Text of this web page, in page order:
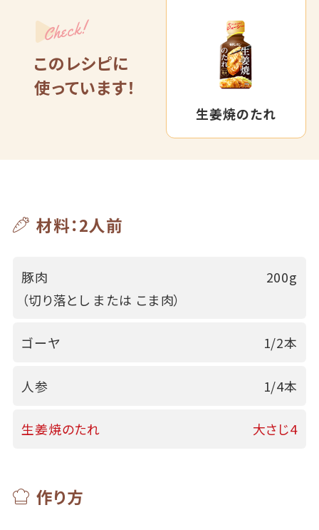
Check!
このレシピに
使っています！
生姜焼のたれ
材料：2人前
豚肉
（切り落とし または こま肉）
200g
ゴーヤ 1/2本
人参 1/4本
生姜焼のたれ 大さじ4
作り方